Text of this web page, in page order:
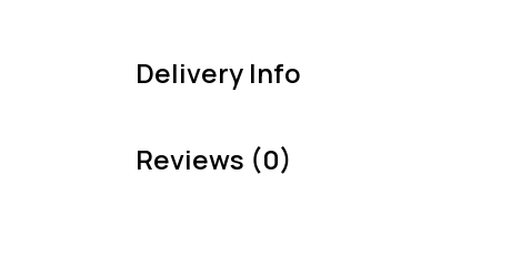
Delivery Info
Reviews (0)